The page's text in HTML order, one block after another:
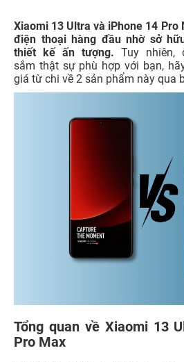
Xiaomi 13 Ultra và iPhone 14
điện thoại hàng đầu nhờ sở
thiết kế ấn tượng. Tuy nhiên,
sắm thật sự phù hợp với bạn,
giá từ chi về 2 sản phẩm này qua
Tổng quan về Xiaomi 13
Pro Max